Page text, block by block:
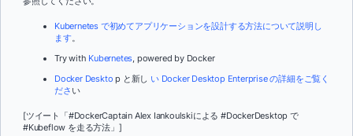
Kubernetes で初めてアプリケーションを設計する方法について説明し
ます。
Try with Kubernetes, powered by Docker
Docker Deskto p と新し い Docker Desktop Enterprise の詳細をご覧く
ださ い
[ツイート「#DockerCaptain Alex Iankoulskiによる #DockerDesktop で
#Kubeflow を走る方法」]